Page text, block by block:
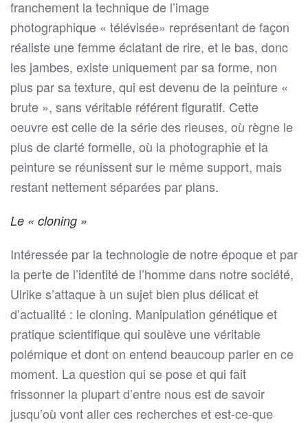
franchement la technique de l’image
photographique « télévisée» représentant de façon
réaliste une femme éclatant de rire, et le bas, donc
les jambes, existe uniquement par sa forme, non
plus par sa texture, qui est devenu de la peinture «
brute », sans véritable référent figuratif. Cette
oeuvre est celle de la série des rieuses, où règne le
plus de clarté formelle, où la photographie et la
peinture se réunissent sur le même support, mais
restant nettement séparées par plans.
Le « cloning »
Intéressée par la technologie de notre époque et par
la perte de l’identité de l’homme dans notre société,
Ulrike s’attaque à un sujet bien plus délicat et
d’actualité : le cloning. Manipulation génétique et
pratique scientifique qui soulève une véritable
polémique et dont on entend beaucoup parler en ce
moment. La question qui se pose et qui fait
frissonner la plupart d’entre nous est de savoir
jusqu’où vont aller ces recherches et est-ce-que